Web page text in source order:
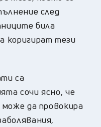
след
била
коригират тези
са
сочи ясно, че
да провокира